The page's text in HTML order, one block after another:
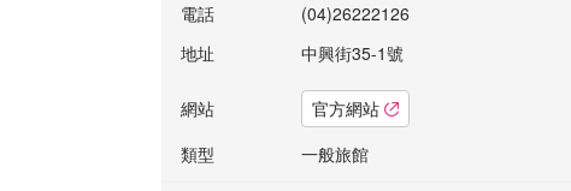
電話
(04)26222126
地址
中興街35-1號
網站
官方網站
類型
一般旅館